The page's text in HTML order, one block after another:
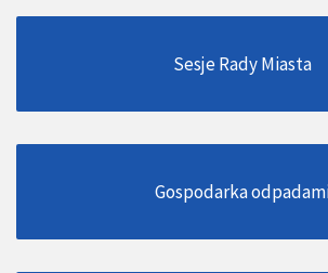
Sesje Rady Miasta
Gospodarka